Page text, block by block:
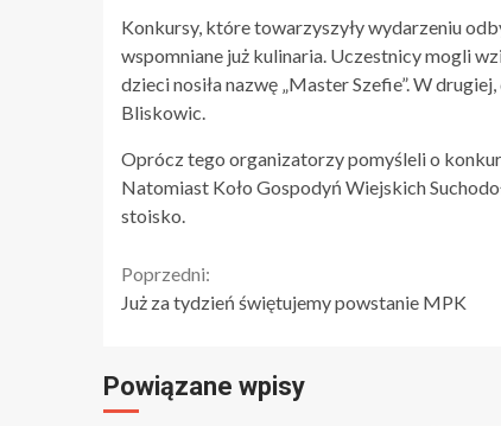
Konkursy, które towarzyszyły wydarzeniu
wspomniane już kulinaria. Uczestnicy mogli
dzieci nosiła nazwę „Master Szefie”. W
Bliskowic.
Oprócz tego organizatorzy pomyśleli o
Natomiast Koło Gospodyń Wiejskich
stoisko.
Continue
Poprzedni:
Już za tydzień świętujemy powstanie MPK
Powiązane wpisy